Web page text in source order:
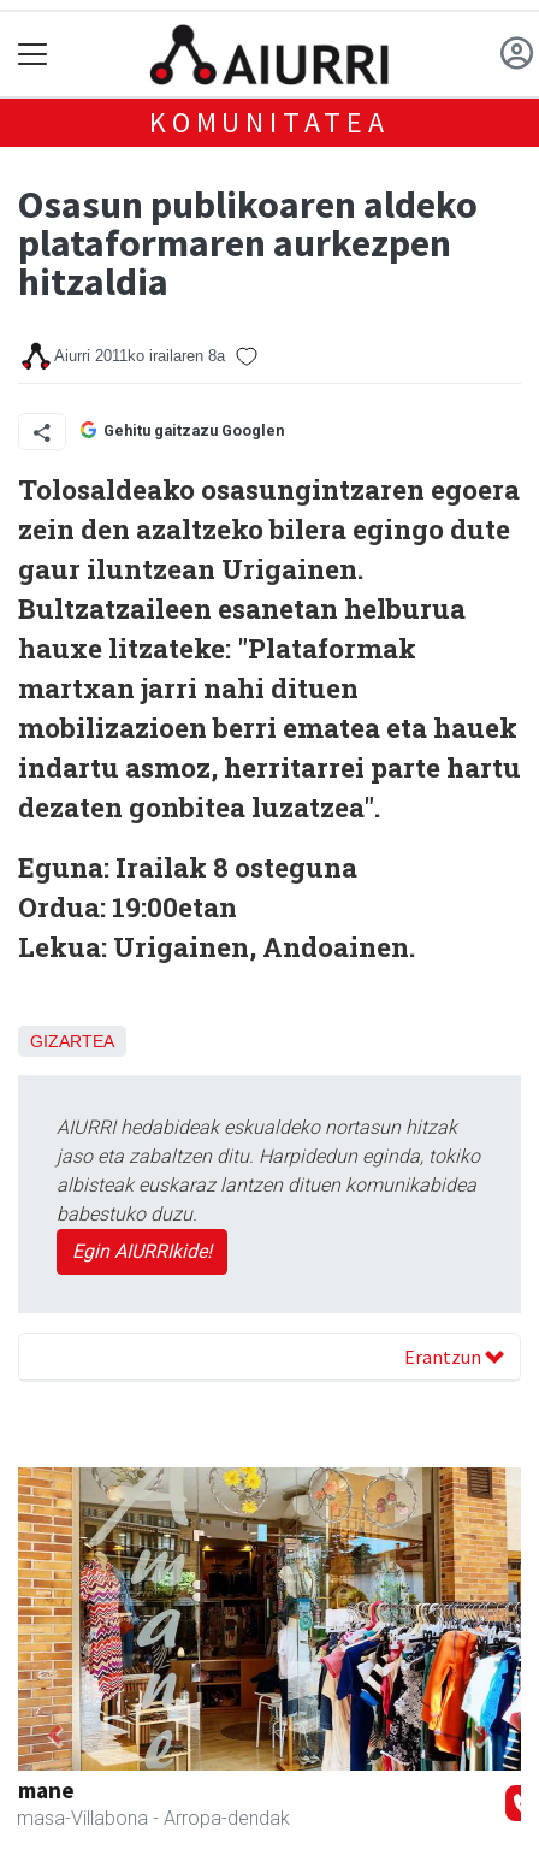
KOMUNITATEA
Osasun publikoaren aldeko
plataformaren aurkezpen
hitzaldia
Aiurri 2011ko irailaren 8a
Gehitu gaitzazu Googlen
Tolosaldeako osasungintzaren egoera
zein den azaltzeko bilera egingo dute
gaur iluntzean Urigainen.
Bultzatzaileen esanetan helburua
hauxe litzateke: "Plataformak
martxan jarri nahi dituen
mobilizazioen berri ematea eta hauek
indartu asmoz, herritarrei parte hartu
dezaten gonbitea luzatzea".
Eguna: Irailak 8 osteguna
Ordua: 19:00etan
Lekua: Urigainen, Andoainen.
GIZARTEA
AIURRI hedabideak eskualdeko nortasun hitzak
jaso eta zabaltzen ditu. Harpidedun eginda, tokiko
albisteak euskaraz lantzen dituen komunikabidea
babestuko duzu.
Egin AIURRIkide!
Erantzun
Transportes Lakunza
Asteasu - Garraioak
Previous Next